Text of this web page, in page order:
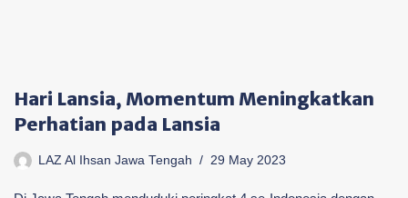
Hari Lansia, Momentum Meningkatkan
Perhatian pada Lansia
LAZ Al Ihsan Jawa Tengah 29 May 2023